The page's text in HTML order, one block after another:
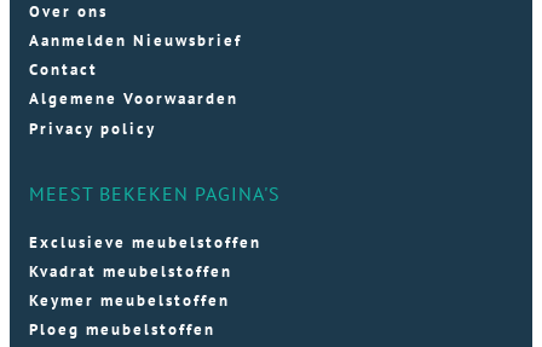
Over ons
Aanmelden Nieuwsbrief
Contact
Algemene Voorwaarden
Privacy policy
MEEST BEKEKEN PAGINA'S
Exclusieve meubelstoffen
Kvadrat meubelstoffen
Keymer meubelstoffen
Ploeg meubelstoffen